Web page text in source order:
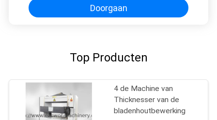
Doorgaan
Top Producten
4 de Machine van
Thicknesser van de
bladenhoutbewerking